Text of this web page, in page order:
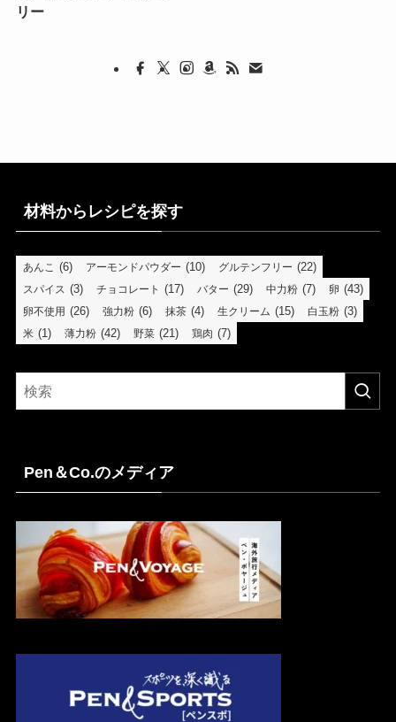
リー
材料からレシピを探す
あんこ (6) アーモンドパウダー (10) グルテンフリー (22)
スパイス (3) チョコレート (17) バター (29) 中力粉 (7) 卵 (43)
卵不使用 (26) 強力粉 (6) 抹茶 (4) 生クリーム (15) 白玉粉 (3)
米 (1) 薄力粉 (42) 野菜 (21) 鶏肉 (7)
Pen＆Co.のメディア